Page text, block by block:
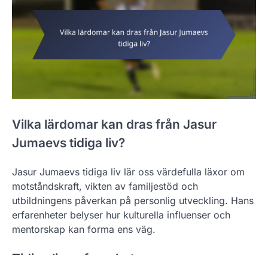
Vilka lärdomar kan dras från Jasur
Jumaevs tidiga liv?
Jasur Jumaevs tidiga liv lär oss värdefulla läxor om
motståndskraft, vikten av familjestöd och
utbildningens påverkan på personlig utveckling. Hans
erfarenheter belyser hur kulturella influenser och
mentorskap kan forma ens väg.